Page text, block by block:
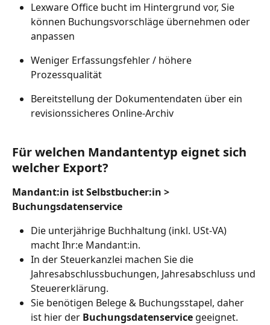
Lexware Office bucht im Hintergrund vor, Sie
können Buchungsvorschläge übernehmen oder
anpassen
Weniger Erfassungsfehler / höhere
Prozessqualität
Bereitstellung der Dokumentendaten über ein
revisionssicheres Online-Archiv
Für welchen Mandantentyp eignet sich
welcher Export?
Mandant:in ist Selbstbucher:in >
Buchungsdatenservice
Die unterjährige Buchhaltung (inkl. USt-VA)
macht Ihr:e Mandant:in.
In der Steuerkanzlei machen Sie die
Jahresabschlussbuchungen, Jahresabschluss und
Steuererklärung.
Sie benötigen Belege & Buchungsstapel, daher
ist hier der Buchungsdatenservice geeignet.